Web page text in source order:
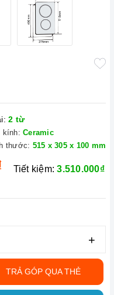
2 từ
kính: Ceramic
thước: 515 x 305 x 100 mm
Tiết kiệm:3.510.000₫
+
TRẢ GÓP QUA THẺ